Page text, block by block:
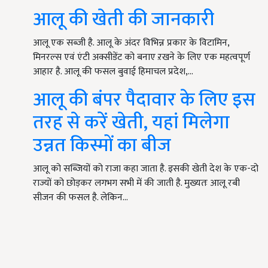
आलू की खेती की जानकारी
आलू एक सब्जी है. आलू के अंदर विभिन्न प्रकार के विटामिन,
मिनरल्स एवं एंटी अक्सीडेंट को बनाए ऱखने के लिए एक महत्वपूर्ण
आहार है. आलू की फसल बुवाई हिमाचल प्रदेश,…
आलू की बंपर पैदावार के लिए इस
तरह से करें खेती, यहां मिलेगा
उन्नत किस्मों का बीज
आलू को सब्जियों को राजा कहा जाता है. इसकी खेती देश के एक-दो
राज्यों को छोड़कर लगभग सभी में की जाती है. मुख्यतः आलू रबी
सीजन की फसल है. लेकिन…